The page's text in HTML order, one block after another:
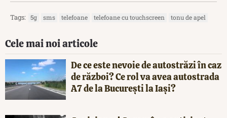
Tags: 5g sms telefoane telefoane cu touchscreen tonu de apel
Cele mai noi articole
De ce este nevoie de autostrăzi în caz
de război? Ce rol va avea autostrada
A7 de la București la Iași?